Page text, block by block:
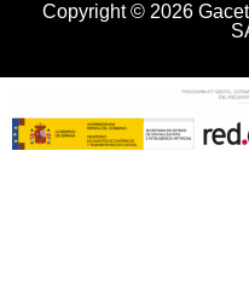
Copyright © 2026